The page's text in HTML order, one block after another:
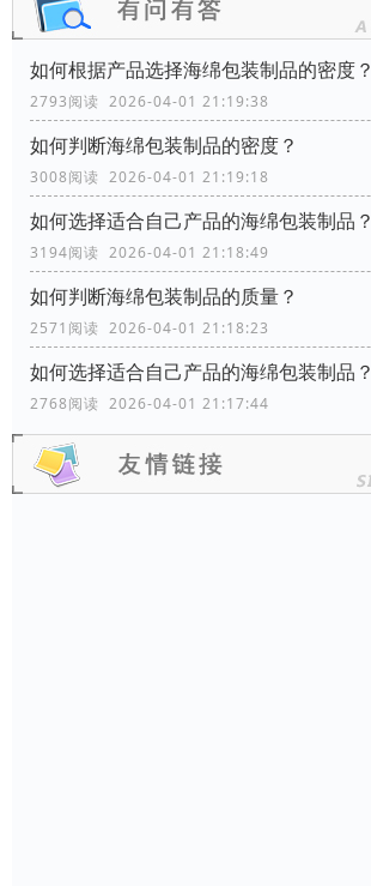
如何根据产品选择海绵包装制品的密度？
2793阅读 2026-04-01 21:19:38
如何判断海绵包装制品的密度？
3008阅读 2026-04-01 21:19:18
如何选择适合自己产品的海绵包装制品？
3194阅读 2026-04-01 21:18:49
如何判断海绵包装制品的质量？
2571阅读 2026-04-01 21:18:23
如何选择适合自己产品的海绵包装制品？
2768阅读 2026-04-01 21:17:44